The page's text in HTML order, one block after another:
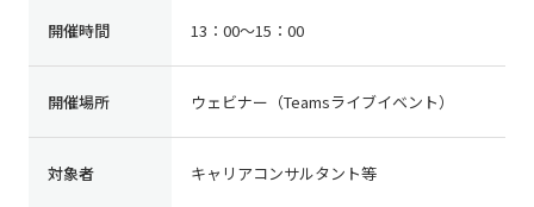
開催時間 13：00〜15：00
開催場所 ウェビナー（Teamsライブイベント）
対象者 キャリアコンサルタント等